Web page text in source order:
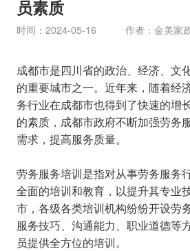
员素质
时间：2024-05-16 作者：金美
成都市是四川省的政治、经济、文
的重要城市之一。近年来，随着经
务行业在成都市也得到了快速的增
的素质，成都市政府不断加强劳务
需求，提高服务质量。
劳务服务培训是指对从事劳务服务
全面的培训和教育，以提升其专业
市，各级各类培训机构纷纷开设劳
服务技巧、沟通能力、职业道德等
员提供全方位的培训。